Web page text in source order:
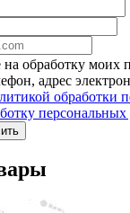
на обработку моих
адрес
обработки